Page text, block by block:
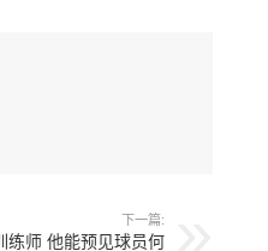
下一篇:
练师 他能预见球员何